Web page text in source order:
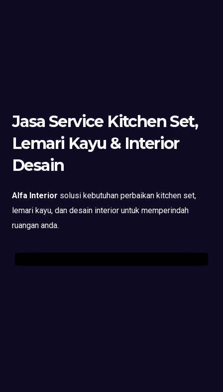
Jasa Service Kitchen Set,
Lemari Kayu & Interior
Desain
Alfa Interior solusi kebutuhan perbaikan kitchen set,
lemari kayu, dan desain interior untuk memperindah
ruangan anda.